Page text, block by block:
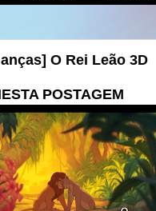
O Rei Leão 3D
POSTAGEM